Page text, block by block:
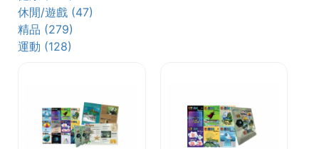
休閒/遊戲 (47)
精品 (279)
運動 (128)